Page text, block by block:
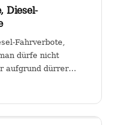
Diesel-
Fahrverbote,
dürfe nicht
aufgrund dürrer